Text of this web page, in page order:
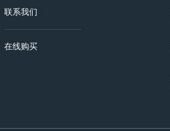
联系我们
在线购买